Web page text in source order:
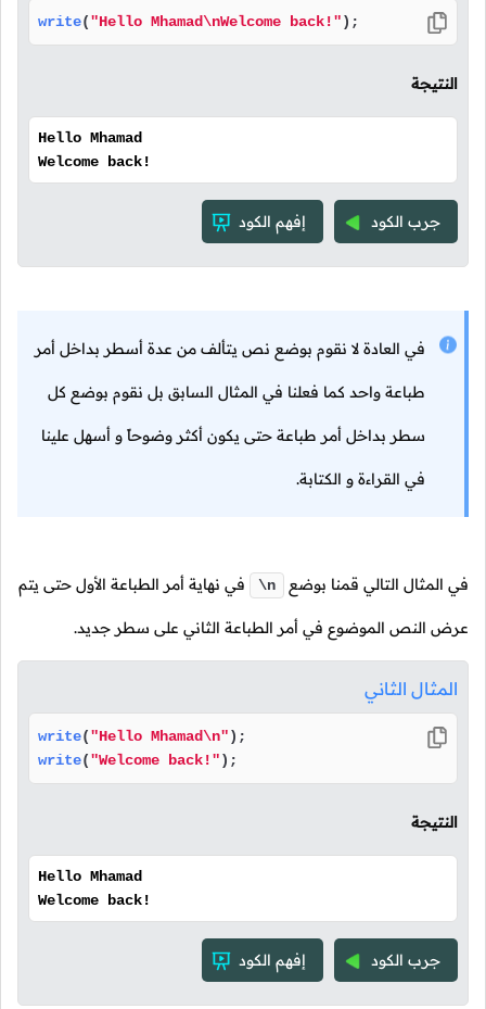
write("Hello Mhamad\nWelcome back!");
النتيجة
Hello Mhamad
Welcome back!
جرب الكود إفهم الكود
في العادة لا نقوم بوضع نص يتألف من عدة أسطر بداخل أمر
طباعة واحد كما فعلنا في المثال السابق بل نقوم بوضع كل
سطر بداخل أمر طباعة حتى يكون أكثر وضوحاً و أسهل علينا
في القراءة و الكتابة.
في المثال التالي قمنا بوضع \n في نهاية أمر الطباعة الأول حتى يتم
عرض النص الموضوع في أمر الطباعة الثاني على سطر جديد.
المثال الثاني
write("Hello Mhamad\n"
write("Welcome back!");
النتيجة
Hello Mhamad
Welcome back!
جرب الكود إفهم الكود